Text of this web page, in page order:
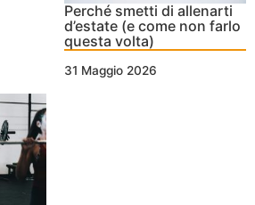
Perché smetti di allenarti
d’estate (e come non farlo
questa volta)
31 Maggio 2026